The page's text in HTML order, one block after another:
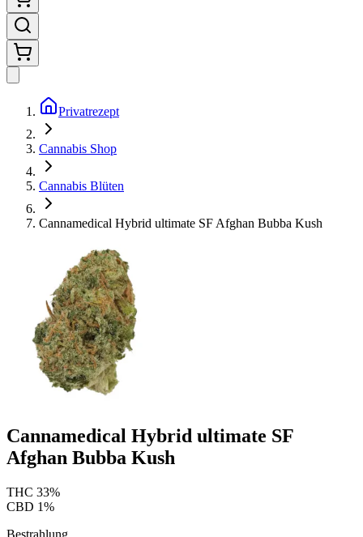
Privatrezept
Cannabis Shop
Cannabis Blüten
Cannamedical Hybrid ultimate SF Afghan Bubba Kush
Cannamedical Hybrid ultimate SF
Afghan Bubba Kush
THC 33%
CBD 1%
Bestrahlung